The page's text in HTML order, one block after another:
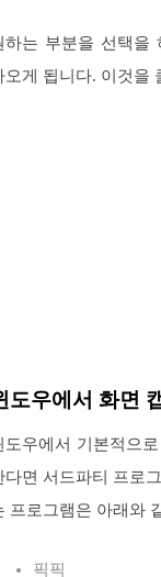
하는 부분을 선택을
오게 됩니다. 이것을
도우에서 화면
도우에서 기본적으
다면 서드파티 프로
프로그램은 아래와
픽픽